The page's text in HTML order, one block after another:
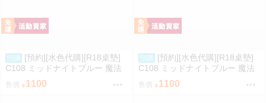
預購
[預約][水色代購][R18桌墊]
C108 ミッドナイトブルー 魔法
少女 伊莉雅&克洛伊&美遊 翹臀
售價 1100
預購
[預約][水色代購][R18桌墊]
C108 ミッドナイトブルー 魔法
少女 伊莉雅&克洛伊&美遊 背後
售價 1100